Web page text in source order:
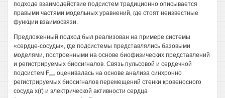
подходе взаимодействие подсистем традиционно описывается
правыми частями модельных уравнений, где стоят неизвестные
функции взаимосвязи.
Предложенный подход был реализован на примере системы
«сердце-сосуды», где подсистемы представлялись базовыми
моделями, построенными на основе биофизических представлений
и регистрируемых биосигналов. Связь пульсовой и сердечной
подсистем F„„„ оценивалась на основе анализа синхронно
регистрируемых биосигналов перемещений стенки кровеносного
сосуда х(г) и электрической активности сердца